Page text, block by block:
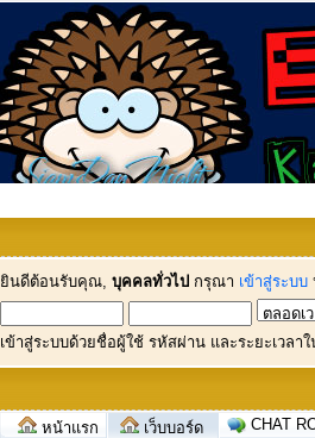
ยินดีต้อนรับคุณ, บุคคลทั่วไป กรุณา เข้าสู่ระบบ
เข้าสู่ระบบด้วยชื่อผู้ใช้ รหัสผ่าน และระยะเวลา
หน้าแรก เว็บบอร์ด CHAT